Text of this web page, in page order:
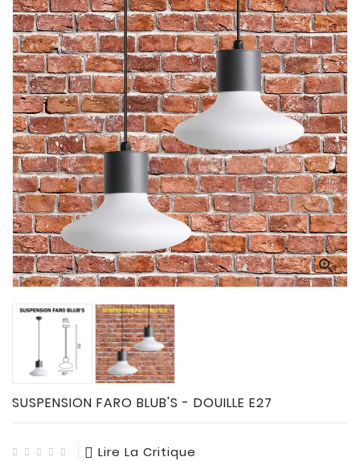
RUBANS
LED
AMPOULES
ET
LUMINAIRES
CONNECTES
ACCESSOIRES
ECLAIRAGES
SOLAIRES
SODIUM
FLUO-
FLUORESCENTS
HALOGENE
/
IODURE

SUSPENSION FARO BLUB'S - DOUILLE E27
Lire La Critique